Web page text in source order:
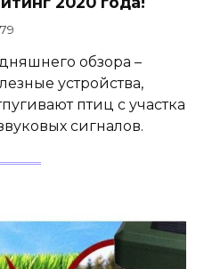
обзора –
устройства,
птиц с участка
сигналов.